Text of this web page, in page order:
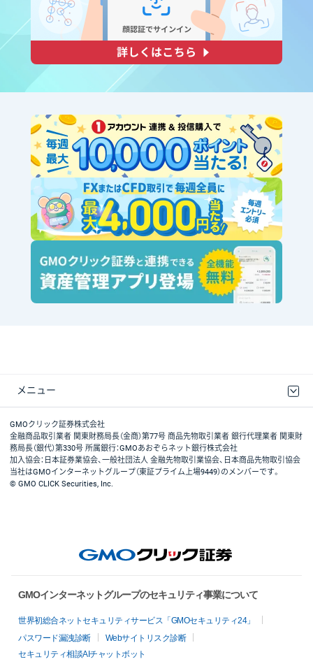
メニュー
取引規程・約款
最良執行方針
ディスクレイマー
リスク説明
GMOクリック証券ホームページ
GMOクリック証券株式会社
金融商品取引業者 関東財務局長（金商）第77号 商品先物取引業者 銀行代理業者 関東財
務局長（銀代）第330号 所属銀行：GMOあおぞらネット銀行株式会社
加入協会：日本証券業協会、一般社団法人 金融先物取引業協会、日本商品先物取引協会
当社はGMOインターネットグループ（東証プライム上場9449）のメンバーです。
© GMO CLICK Securities, Inc.
GMOインターネットグループのセキュリティ事業について
世界初総合ネットセキュリティサービス「GMOセキュリティ24」
パスワード漏洩診断
Webサイトリスク診断
セキュリティ相談AIチャットボット